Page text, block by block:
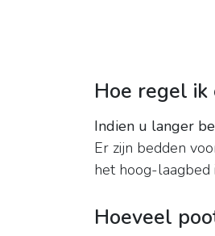
Hoe regel ik
Indien u langer
Er zijn bedden
het hoog-laagbed
Hoeveel